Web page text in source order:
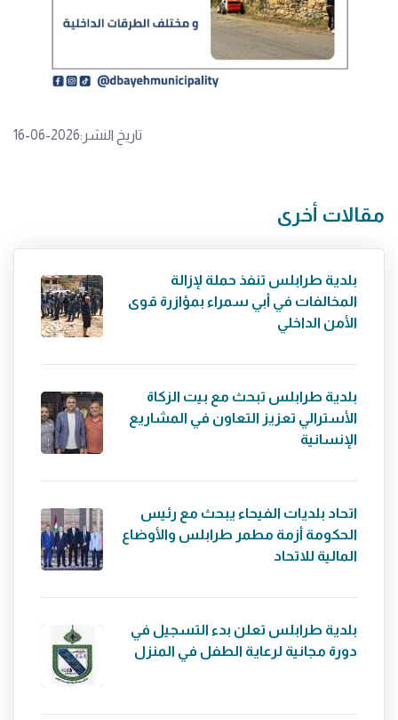
تاريخ النشر:2026-06-16
مقالات أخرى
بلدية طرابلس تنفذ حملة لإزالة
المخالفات في أبي سمراء بمؤازرة قوى
الأمن الداخلي
بلدية طرابلس تبحث مع بيت الزكاة
الأسترالي تعزيز التعاون في المشاريع
الإنسانية
اتحاد بلديات الفيحاء يبحث مع رئيس
الحكومة أزمة مطمر طرابلس والأوضاع
المالية للاتحاد
بلدية طرابلس تعلن بدء التسجيل في
دورة مجانية لرعاية الطفل في المنزل